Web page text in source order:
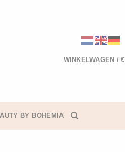
WINKELWAGEN /€
BY BOHEMIA